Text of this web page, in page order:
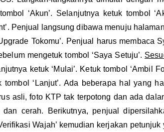
‘Akun’. Selanjutnya ketuk tombol
Penjual langsung dibawa menuju
Tokomu’. Penjual harus membaca
mengetuk tombol ‘Saya Setuju’.
ketuk ‘Mulai’. Ketuk tombol ‘Ambil
tombol ‘Lanjut’. Ada beberapa hal yang
asli, foto KTP tak terpotong dan ada
dan cerah. Berikutnya, penjual
Wajah’ kemudian kerjakan